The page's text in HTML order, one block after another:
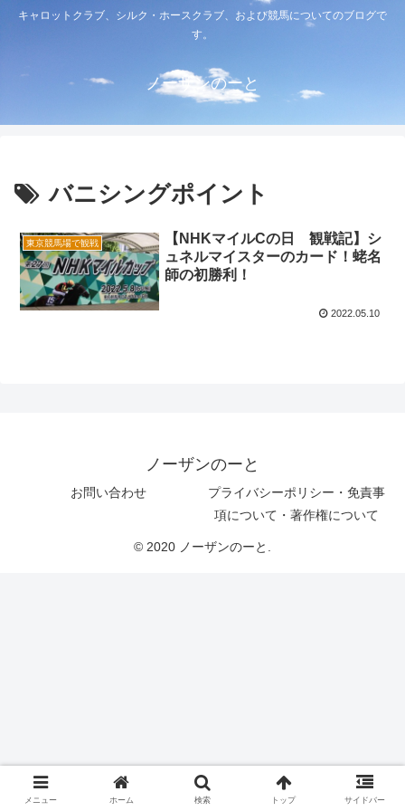
キャロットクラブ、シルク・ホースクラブ、および競馬についてのブログで
す。
ノーザンのーと
バニシングポイント
東京競馬場で観戦
【NHKマイルCの日 観戦記】シ
ュネルマイスターのカード！蛯名
師の初勝利！
2022.05.10
ノーザンのーと
お問い合わせ
プライバシーポリシー・免責事
項について・著作権について
© 2020 ノーザンのーと.
メニュー ホーム 検索 トップ サイドバー